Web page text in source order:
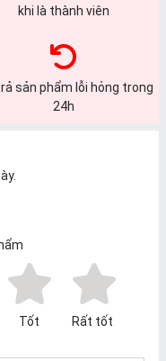
khi là thành viên
sản phẩm lỗi hỏng trong
24h
Tốt
Rất tốt